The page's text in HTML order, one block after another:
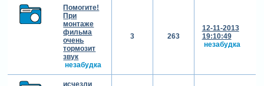
Помогите!
При
монтаже
фильма
очень
тормозит
звук
незабудка
3 263
12-11-2013
19:10:49
незабудка
исчезли